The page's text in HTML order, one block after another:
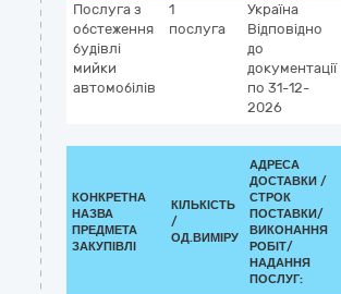
Послуга з
обстеження
будівлі
мийки
автомобілів
1
послуга
Україна
Відповідно
до
документації
по 31-12-
2026
КОНКРЕТНА
НАЗВА
ПРЕДМЕТА
ЗАКУПІВЛІ
КІЛЬКІСТЬ
/
ОД.ВИМІРУ
АДРЕСА
ДОСТАВКИ /
СТРОК
ПОСТАВКИ/
ВИКОНАННЯ
РОБІТ/
НАДАННЯ
ПОСЛУГ: